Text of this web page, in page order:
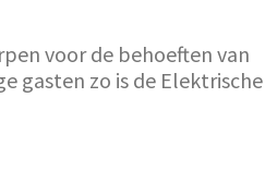
voor de behoeften van
gasten zo is de Elektrische